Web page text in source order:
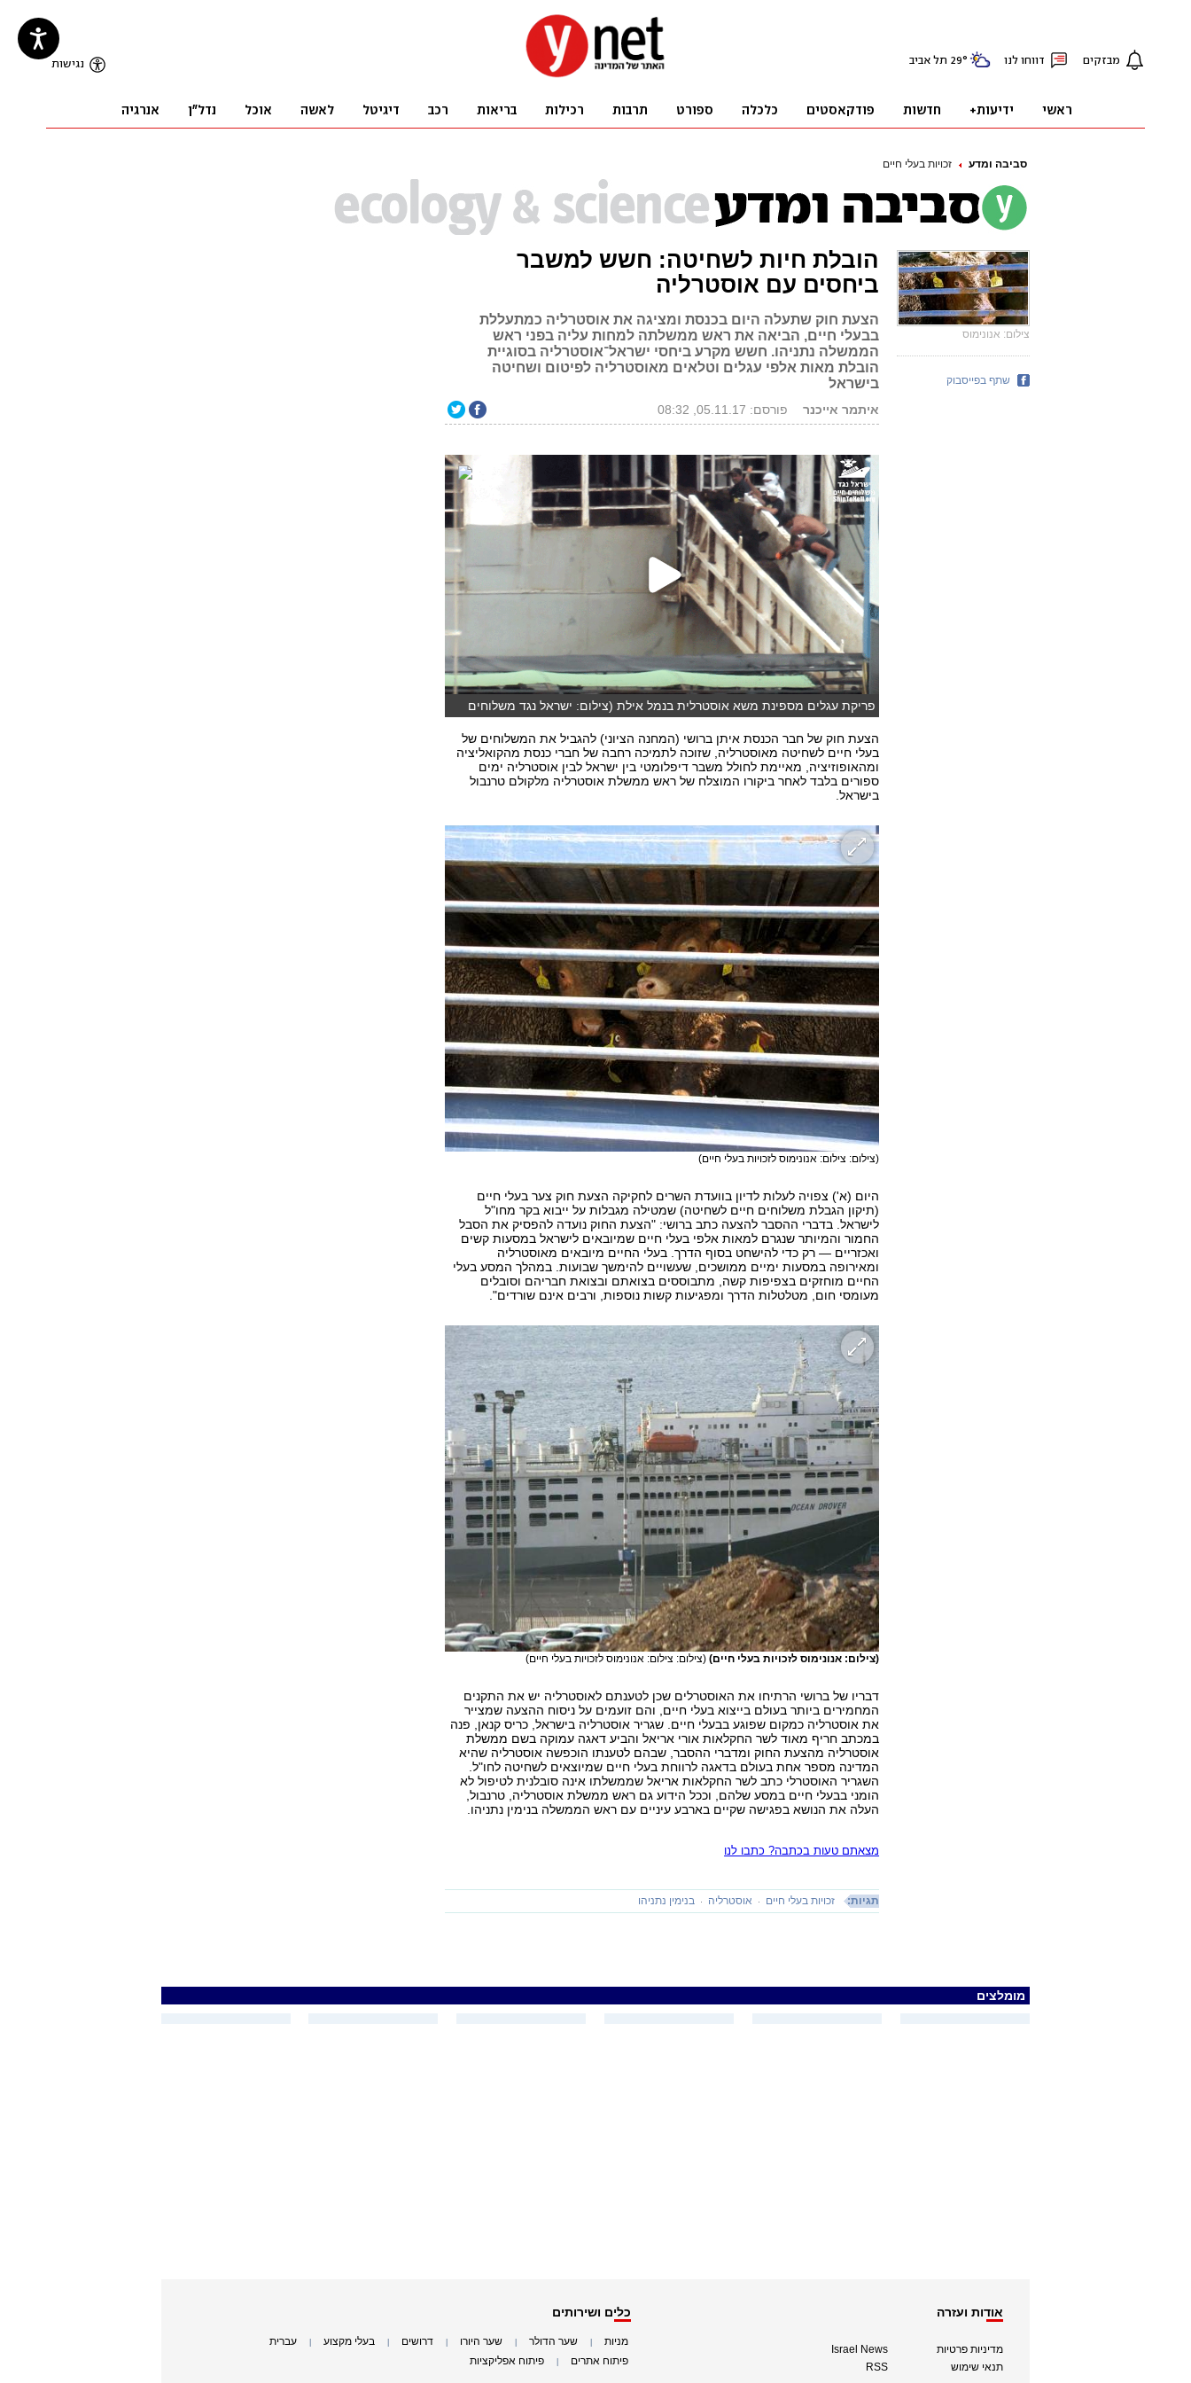
סביבה ומדע זכויות בעלי חיים
הובלת חיות לשחיטה: חשש למשבר
ביחסים עם אוסטרליה
הצעת חוק שתעלה היום בכנסת ומציגה את אוסטרליה כמתעללת
בבעלי חיים, הביאה את ראש ממשלתה למחות עליה בפני ראש
הממשלה נתניהו. חשש מקרע ביחסי ישראל־אוסטרליה בסוגיית
הובלת מאות אלפי עגלים וטלאים מאוסטרליה לפיטום ושחיטה
בישראל
איתמר אייכנר פורסם: 05.11.17, 08:32
פריקת עגלים מספינת משא אוסטרלית בנמל אילת (צילום: ישראל נגד משלוחים
חיים )
הצעת חוק של חבר הכנסת איתן ברושי (המחנה הציוני) להגביל את המשלוחים של
בעלי חיים לשחיטה מאוסטרליה, שזוכה לתמיכה רחבה של חברי כנסת מהקואליציה
ומהאופוזיציה, מאיימת לחולל משבר דיפלומטי בין ישראל לבין אוסטרליה ימים
ספורים בלבד לאחר ביקורו המוצלח של ראש ממשלת אוסטרליה מלקולם טרנבול
בישראל.
(צילום: צילום: אנונימוס לזכויות בעלי חיים)
היום (א') צפויה לעלות לדיון בוועדת השרים לחקיקה הצעת חוק צער בעלי חיים
(תיקון הגבלת משלוחים חיים לשחיטה) שמטילה מגבלות על ייבוא בקר מחו"ל
לישראל. בדברי ההסבר להצעה כתב ברושי: "הצעת החוק נועדה להפסיק את הסבל
החמור והמיותר שנגרם למאות אלפי בעלי חיים שמיובאים לישראל במסעות קשים
ואכזריים — רק כדי להישחט בסוף הדרך. בעלי החיים מיובאים מאוסטרליה
ומאירופה במסעות ימיים ממושכים, שעשויים להימשך שבועות. במהלך המסע בעלי
החיים מוחזקים בצפיפות קשה, מתבוססים בצואתם ובצואת חבריהם וסובלים
מעומסי חום, מטלטלות הדרך ומפגיעות קשות נוספות, ורבים אינם שורדים".
(צילום: אנונימוס לזכויות בעלי חיים) (צילום: צילום: אנונימוס לזכויות בעלי חיים)
דבריו של ברושי הרתיחו את האוסטרלים שכן לטענתם לאוסטרליה יש את התקנים
המחמירים ביותר בעולם בייצוא בעלי חיים, והם זועמים על ניסוח ההצעה שמצייר
את אוסטרליה כמקום שפוגע בבעלי חיים. שגריר אוסטרליה בישראל, כריס קנאן, פנה
במכתב חריף מאוד לשר החקלאות אורי אריאל והביע דאגה עמוקה בשם ממשלת
אוסטרליה מהצעת החוק ומדברי ההסבר, שבהם לטענתו הוכפשה אוסטרליה שהיא
המדינה מספר אחת בעולם בדאגה לרווחת בעלי חיים שמיוצאים לשחיטה לחו"ל.
השגריר האוסטרלי כתב לשר החקלאות אריאל שממשלתו אינה סובלנית לטיפול לא
הומני בבעלי חיים במסע שלהם, וככל הידוע גם ראש ממשלת אוסטרליה, טרנבול,
העלה את הנושא בפגישה שקיים בארבע עיניים עם ראש הממשלה בנימין נתניהו.
מצאתם טעות בכתבה? כתבו לנו
תגיות: זכויות בעלי חיים אוסטרליה בנימין נתניהו
צילום: אנונימוס
שתף בפייסבוק
מומלצים
אודות ועזרה
מדיניות פרטיות
תנאי שימוש
Israel News
RSS
כלים ושירותים
מניות שער הדולר שער היורו דרושים בעלי מקצוע עברית
פיתוח אתרים פיתוח אפליקציות